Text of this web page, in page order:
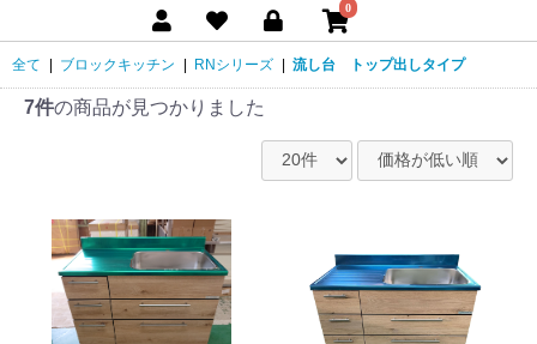
0
全て ブロックキッチン RNシリーズ 流し台 トップ出しタイプ
7件の商品が見つかりました